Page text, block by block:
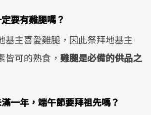
要有雞腿嗎？
基主喜愛雞腿，因此祭拜地基主
皆可的熟食， 雞腿是必備的供品之
一年，端午節要拜祖先嗎？